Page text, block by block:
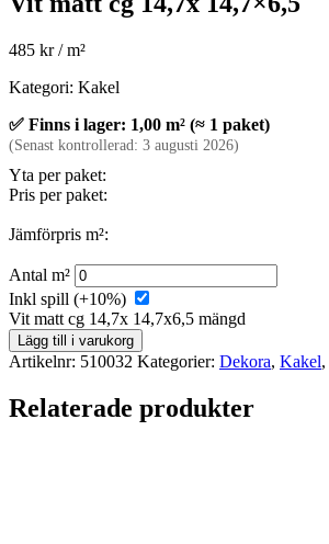
485 kr/ m²
Kategori: Kakel
✅ Finns i lager: 1,00 m² (≈ 1 paket)
(Senast kontrollerad: 3 augusti 2026)
Yta per paket:
Pris per paket:
Jämförpris m²:
Antal m²
Inkl spill (+10%)
Vit matt cg 14,7x 14,7x6,5 mängd
Lägg till i varukorg
Artikelnr: 510032 Kategorier: Dekora, Kakel,
Relaterade produkter